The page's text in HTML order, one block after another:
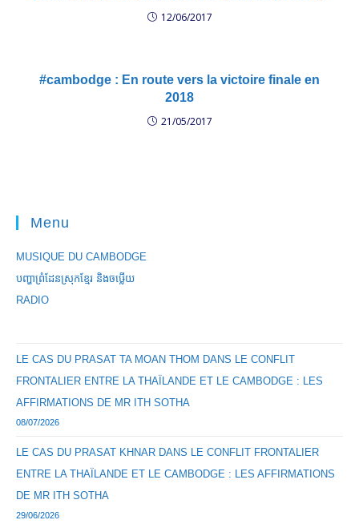
12/06/2017
#cambodge : En route vers la victoire finale en
2018
21/05/2017
Menu
MUSIQUE DU CAMBODGE
បញ្ហាព្រំដែនស្រុកខ្មែរ និងចឞ្លើយ
RADIO
LE CAS DU PRASAT TA MOAN THOM DANS LE CONFLIT
FRONTALIER ENTRE LA THAÏLANDE ET LE CAMBODGE : LES
AFFIRMATIONS DE MR ITH SOTHA
08/07/2026
LE CAS DU PRASAT KHNAR DANS LE CONFLIT FRONTALIER
ENTRE LA THAÏLANDE ET LE CAMBODGE : LES AFFIRMATIONS
DE MR ITH SOTHA
29/06/2026